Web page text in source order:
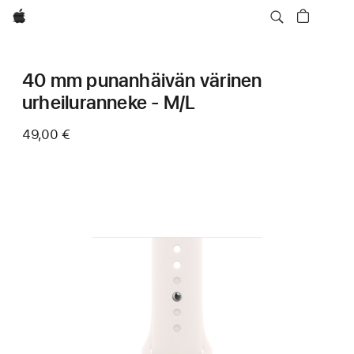
Apple
40 mm punanhäivän värinen
urheiluranneke - M/L
49,00 €